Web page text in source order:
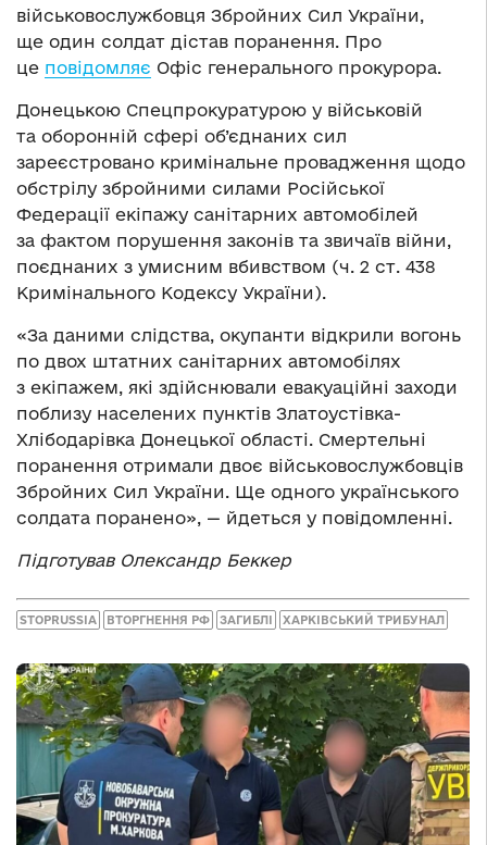
військовослужбовця Збройних Сил України,
ще один солдат дістав поранення. Про
це повідомляє Офіс генерального прокурора.
Донецькою Спецпрокуратурою у військовій
та оборонній сфері об’єднаних сил
зареєстровано кримінальне провадження щодо
обстрілу збройними силами Російської
Федерації екіпажу санітарних автомобілей
за фактом порушення законів та звичаїв війни,
поєднаних з умисним вбивством (ч. 2 ст. 438
Кримінального Кодексу України).
«За даними слідства, окупанти відкрили вогонь
по двох штатних санітарних автомобілях
з екіпажем, які здійснювали евакуаційні заходи
поблизу населених пунктів Златоустівка-
Хлібодарівка Донецької області. Смертельні
поранення отримали двоє військовослужбовців
Збройних Сил України. Ще одного українського
солдата поранено», — йдеться у повідомленні.
Підготував Олександр Беккер
STOPRUSSIA ВТОРГНЕННЯ РФ ЗАГИБЛІ ХАРКІВСЬКИЙ ТРИБУНАЛ